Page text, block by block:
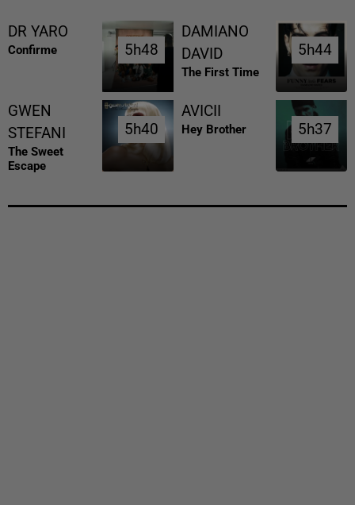
DR YARO
Confirme 5h48
5h48
DAMIANO
DAVID
The First Time
5h44
5h44
GWEN
STEFANI
The Sweet
Escape
5h40
5h40
AVICII
Hey Brother 5h37
5h37